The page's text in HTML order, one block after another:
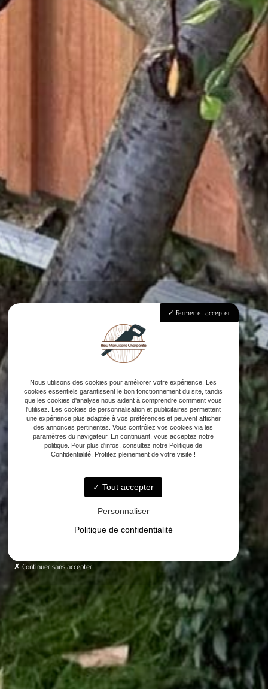
Fermer et accepter
Nous utilisons des cookies pour améliorer votre expérience. Les
cookies essentiels garantissent le bon fonctionnement du site, tandis
que les cookies d'analyse nous aident à comprendre comment vous
l'utilisez. Les cookies de personnalisation et publicitaires permettent
une expérience plus adaptée à vos préférences et peuvent afficher
des annonces pertinentes. Vous contrôlez vos cookies via les
paramètres du navigateur. En continuant, vous acceptez notre
politique. Pour plus d'infos, consultez notre Politique de
Confidentialité. Profitez pleinement de votre visite !
Tout accepter
Personnaliser
Politique de confidentialité
Continuer sans accepter